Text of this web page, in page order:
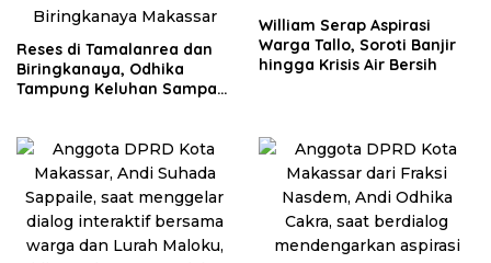
Reses di Tamalanrea dan
Biringkanaya, Odhika
Tampung Keluhan Sampah
William Serap Aspirasi
Warga Tallo, Soroti Banjir
hingga Krisis Air Bersih